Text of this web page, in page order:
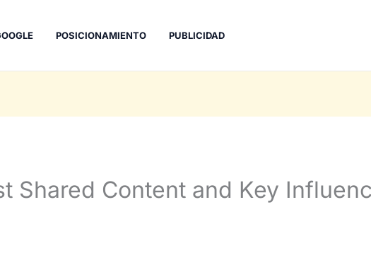
POSICIONAMIENTO PUBLICIDAD
Shared Content and Key